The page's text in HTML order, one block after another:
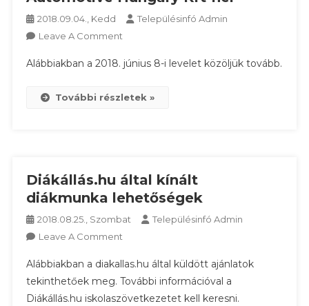
2018.09.04., Kedd
Településinfó Admin
Leave A CommentOn
Pozíció
Tervezési
Starters
E-
Generators
Automotive
Alábbiakban a 2018. június 8-i levelet közöljük tovább.
További részletek »
Diákállás.hu által kínált
diákmunka lehetőségek
2018.08.25., Szombat
Településinfó Admin
Leave A Comment
Által
Kínált
Diákmunka
Alábbiakban a diakallas.hu által küldött ajánlatok
tekinthetőek meg. További információval a
Diákállás.hu iskolaszövetkezetet kell keresni.